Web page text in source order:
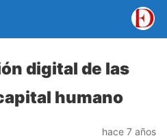
digital de las
humano
hace 7 años